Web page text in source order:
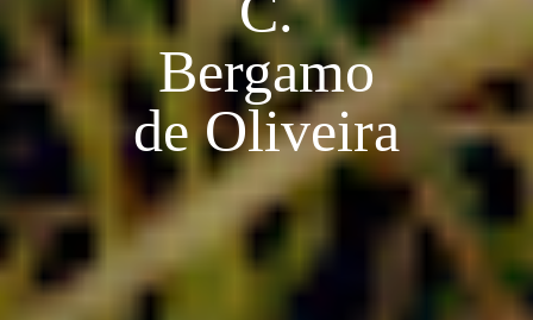
Bergamo
de Oliveira